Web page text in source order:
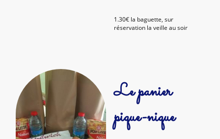
1.30€ la baguette, sur
réservation la veille au soir
Le panier
pique-nique